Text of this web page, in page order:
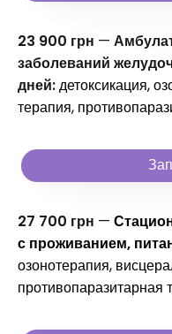
23 900 грн —
заболеваний
дней:детоксикация,
терапия,
27 700 грн —
с проживанием,
озонотерапия,
противопаразитарная